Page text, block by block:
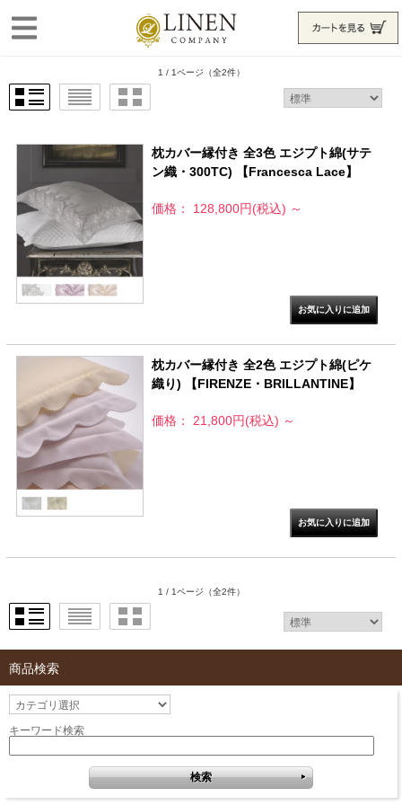
1 / 1ページ （全2件）
枕カバー縁付き 全3色 エジプト綿(サテ
ン織・300TC) 【Francesca Lace】
価格： 128,800円(税込) ～
枕カバー縁付き 全2色 エジプト綿(ピケ
織り) 【FIRENZE・BRILLANTINE】
価格： 21,800円(税込) ～
1 / 1ページ （全2件）
商品検索
キーワード検索